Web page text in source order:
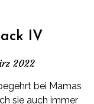
IV
2022
bei Mamas
sie auch immer